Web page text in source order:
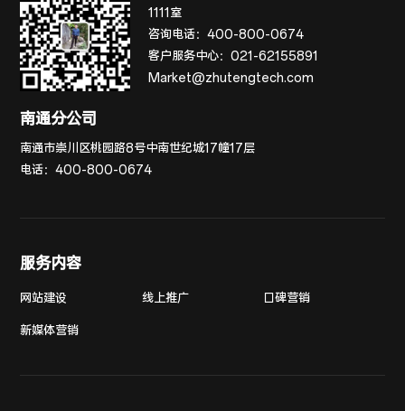
1111室
咨询电话：400-800-0674
客户服务中心：021-62155891
Market@zhutengtech.com
南通分公司
南通市崇川区桃园路8号中南世纪城17幢17层
电话：400-800-0674
服务内容
网站建设 线上推广 口碑营销
新媒体营销